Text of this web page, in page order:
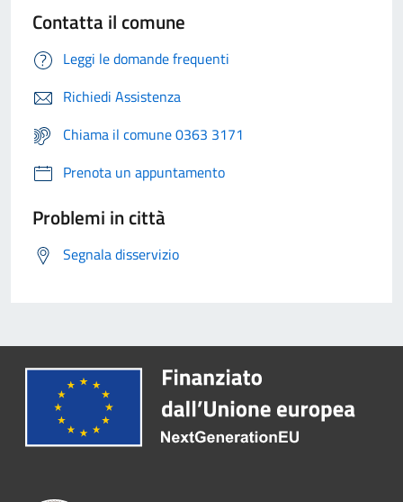
Contatta il comune
Leggi le domande frequenti
Richiedi Assistenza
Chiama il comune 0363 3171
Prenota un appuntamento
Problemi in città
Segnala disservizio